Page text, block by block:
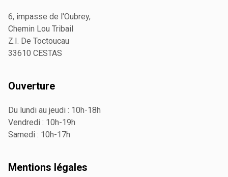
6, impasse de l'Oubrey,
Chemin Lou Tribail
Z.I. De Toctoucau
33610 CESTAS
Ouverture
Du lundi au jeudi : 10h-18h
Vendredi : 10h-19h
Samedi : 10h-17h
Mentions légales